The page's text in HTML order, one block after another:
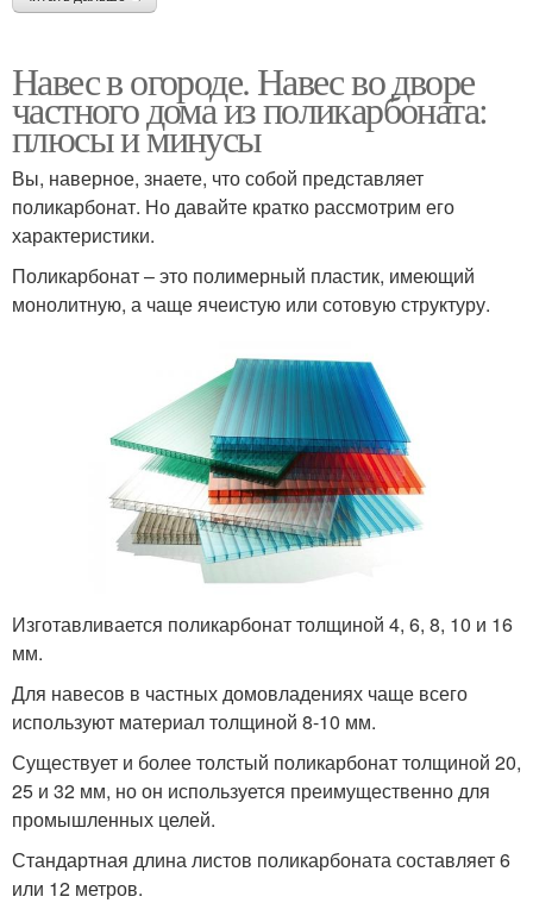
Навес в огороде. Навес во дворе
частного дома из поликарбоната:
плюсы и минусы
Вы, наверное, знаете, что собой представляет
поликарбонат. Но давайте кратко рассмотрим его
характеристики.
Поликарбонат – это полимерный пластик, имеющий
монолитную, а чаще ячеистую или сотовую структуру.
Изготавливается поликарбонат толщиной 4, 6, 8, 10 и 16
мм.
Для навесов в частных домовладениях чаще всего
используют материал толщиной 8-10 мм.
Существует и более толстый поликарбонат толщиной 20,
25 и 32 мм, но он используется преимущественно для
промышленных целей.
Стандартная длина листов поликарбоната составляет 6
или 12 метров.